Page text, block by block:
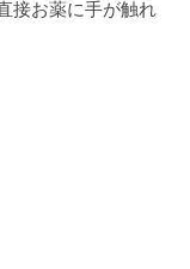
接お薬に手が触れ